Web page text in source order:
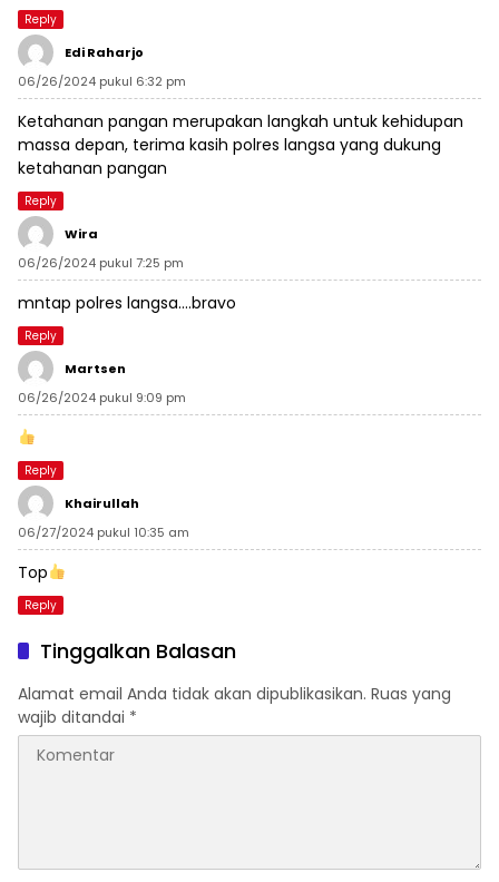
Reply
Edi Raharjo
06/26/2024 pukul 6:32 pm
Ketahanan pangan merupakan langkah untuk kehidupan
massa depan, terima kasih polres langsa yang dukung
ketahanan pangan
Reply
Wira
06/26/2024 pukul 7:25 pm
mntap polres langsa….bravo
Reply
Martsen
06/26/2024 pukul 9:09 pm
Reply
Khairullah
06/27/2024 pukul 10:35 am
Top
Reply
Tinggalkan Balasan
Alamat email Anda tidak akan dipublikasikan. Ruas yang
wajib ditandai *